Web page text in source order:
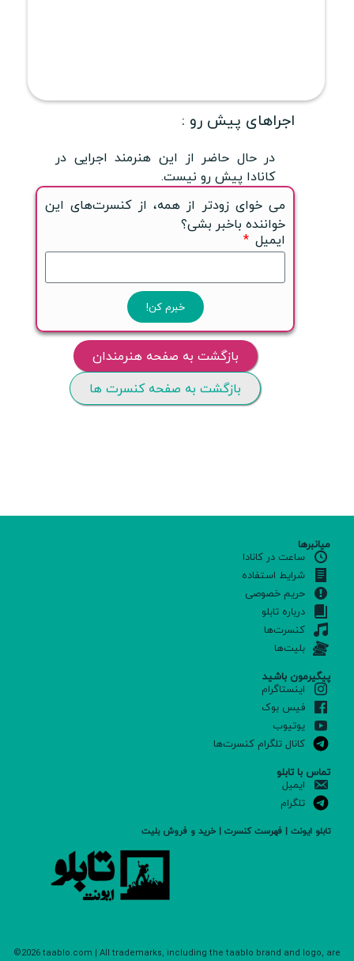
اجراهای پیش رو :
در حال حاضر از این هنرمند اجرایی در
کانادا پیش رو نیست.
می خوای زودتر از همه، از کنسرت‌های این
خواننده باخبر بشی؟
ایمیل
خبرم کن!
بازگشت به صفحه هنرمندان
بازگشت به صفحه کنسرت ها
میانبرها
ساعت در کانادا
شرایط استفاده
حریم خصوصی
درباره تابلو
کنسرت‌ها
بلیت‌ها
پیگیرمون باشید
اینستاگرام
فیس بوک
یوتیوب
کانال تلگرام کنسرت‌ها
تماس با تابلو
ایمیل
تلگرام
تابلو ایونت | فهرست کنسرت | خرید و فروش بلیت
©2026 taablo.com | All trademarks, including the taablo brand and logo, are